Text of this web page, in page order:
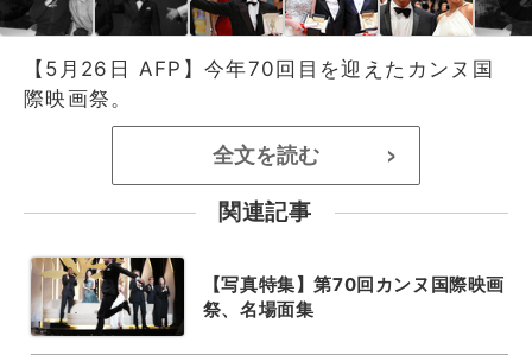
【5月26日 AFP】今年70回目を迎えたカンヌ国
際映画祭。
全文を読む >
関連記事
【写真特集】第70回カンヌ国際映画
祭、名場面集